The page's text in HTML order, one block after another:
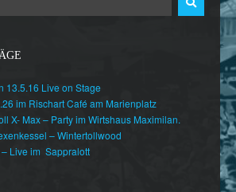
13.5.16 Live on Stage
im Rischart Café am Marienplatz
X- Max – Party im Wirtshaus Maximilan.
– Wintertollwood
– Live im Sappralott